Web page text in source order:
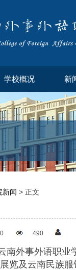
学校概况 新
新闻 > 正文
490
外事外语职业
览及云南民族